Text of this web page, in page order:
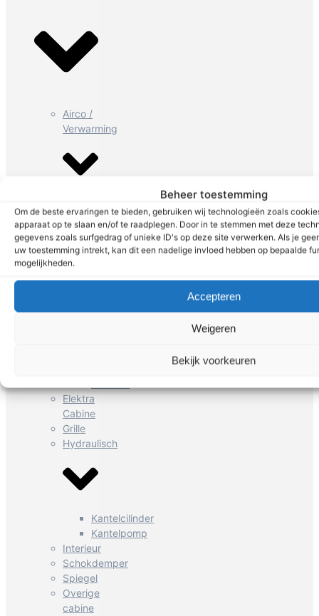
Beheer toestemming
Om de beste ervaringen te bieden, gebruiken wij technologieën zoals
apparaat op te slaan en/of te raadplegen. Door in te stemmen met deze
gegevens zoals surfgedrag of unieke ID's op deze site verwerken. Als je
uw toestemming intrekt, kan dit een nadelige invloed hebben op bepaalde
mogelijkheden.
Accepteren
Weigeren
Bekijk voorkeuren
Airco /
Verwarming
compressor
Kachelmotor
Body
parts
Bumper
Elektra
Cabine
Grille
Hydraulisch
Kantelcilinder
Kantelpomp
Interieur
Schokdemper
Spiegel
Overige
cabine